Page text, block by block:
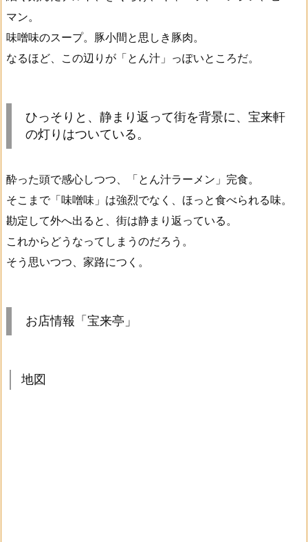
マン。
味噌味のスープ。豚小間と思しき豚肉。
なるほど、この辺りが「とん汁」っぽいところだ。
ひっそりと、静まり返って街を背景に、宝来軒
の灯りはついている。
酔った頭で感心しつつ、「とん汁ラーメン」完食。
そこまで「味噌味」は強烈でなく、ほっと食べられる味。
勘定して外へ出ると、街は静まり返っている。
これからどうなってしまうのだろう。
そう思いつつ、家路につく。
お店情報「宝来亭」
地図